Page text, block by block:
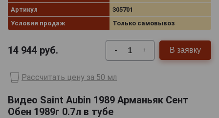
Артикул
305701
Условия продаж
Только самовывоз
14 944 руб. - + В заявку
Рассчитать цену за 50 мл
Видео Saint Aubin 1989 Арманьяк Сент
Обен 1989г 0.7л в тубе